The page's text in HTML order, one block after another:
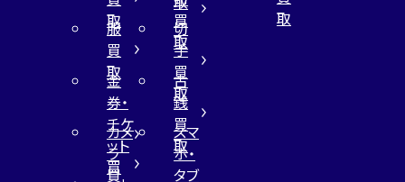
取
買
取
服
買
取
切
手
買
取
金
券・
チケ
ット
買
古
銭
買
取
カメ
ラ
買
スマ
ホ・
タブ
取